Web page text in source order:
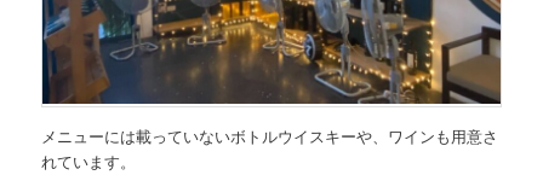
メニューには載っていないボトルウイスキーや、ワインも用意さ
れています。